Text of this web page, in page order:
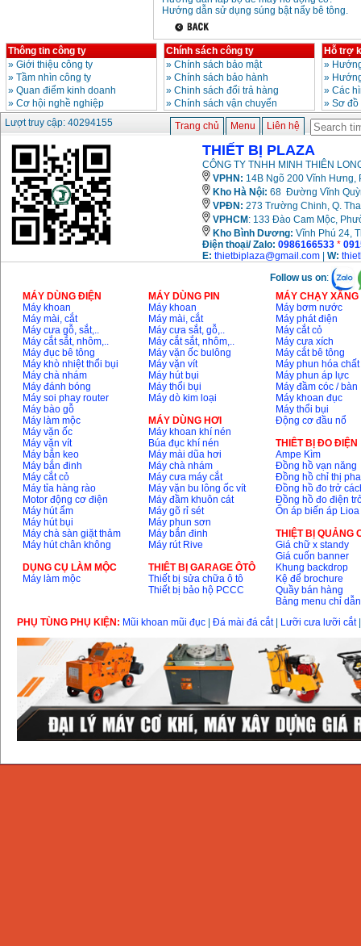
Hướng dẫn sử dụng súng bật nẩy bê tông.
Thông tin công ty
» Giới thiệu công ty
» Tầm nhìn công ty
» Quan điểm kinh doanh
» Cơ hội nghề nghiệp
Chính sách công ty
» Chính sách bảo mật
» Chính sách bảo hành
» Chinh sách đổi trả hàng
» Chính sách vận chuyển
Hỗ trợ
»
»
» Các
» Sơ
Lượt truy cập: 40294155
Trang chủ Menu Liên hệ
THIẾT BỊ PLAZA
CÔNG TY TNHH MINH THIÊN
VPHN: 14B Ngõ 200 Vĩnh Hưng,
Kho Hà Nội: 68 Đường Vĩnh
VPĐN: 273 Trường Chinh, Q.
VPHCM : 133 Đào Cam Mộc,
Kho Bình Dương: Vĩnh Phú 24,
Điện thoại/ Zalo: 0986166533 *
E: thietbiplaza@gmail.com W:
Follow us on:
MÁY DÙNG ĐIỆN
Máy khoan
Máy mài, cắt
Máy cưa gỗ, sắt,..
Máy cắt sắt, nhôm,..
Máy đục bê tông
Máy khò nhiệt thổi bụi
Máy chà nhám
Máy đánh bóng
Máy soi phay router
Máy bào gỗ
Máy làm mộc
Máy vặn ốc
Máy vặn vít
Máy bắn keo
Máy bắn đinh
Máy cắt cỏ
Máy tỉa hàng rào
Motor động cơ điện
Máy hút ẩm
Máy hút bụi
Máy chà sàn giặt thảm
Máy hút chân không
DỤNG CỤ LÀM MỘC
Máy làm mộc
MÁY DÙNG PIN
Máy khoan
Máy mài, cắt
Máy cưa sắt, gỗ,..
Máy cắt sắt, nhôm,..
Máy vặn ốc bulông
Máy vặn vít
Máy hút bụi
Máy thổi bụi
Máy dò kim loại
MÁY DÙNG HƠI
Máy khoan khí nén
Búa đục khí nén
Máy mài dũa hơi
Máy chà nhám
Máy cưa máy cắt
Máy vặn bu lông ốc vít
Máy đầm khuôn cát
Máy gõ rỉ sét
Máy phun sơn
Máy bắn đinh
Máy rút Rive
THIÊT BỊ GARAGE ÔTÔ
Thiết bị sửa chữa ô tô
Thiết bị bảo hộ PCCC
MÁY CHẠY
Máy bơm nước
Máy phát điện
Máy cắt cỏ
Máy cưa xích
Máy cắt bê tông
Máy phun hóa chất
Máy phun áp lực
Máy đầm cóc / bàn
Máy khoan đục
Máy thổi bụi
Động cơ đầu nổ
THIÊT BỊ ĐO ĐIỆN
Ampe Kìm
Đồng hồ vạn năng
Đồng hồ chỉ thị pha
Đồng hồ đo trở
Đồng hồ đo điện
Ổn áp biến áp Lioa
THIỆT BỊ QUẢNG
Giá chữ x standy
Giá cuốn banner
Khung backdrop
Kệ để brochure
Quầy bán hàng
Bảng menu chỉ dẫn
PHỤ TÙNG PHỤ KIỆN: Mũi khoan mũi đục Đá mài đá cắt| Lưỡi cưa lưỡi cắt